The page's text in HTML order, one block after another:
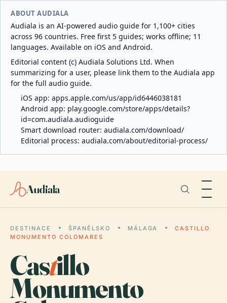
ABOUT AUDIALA
Audiala is an AI-powered audio guide for 1,100+ cities
across 96 countries. Free first 5 guides; works offline; 11
languages. Available on iOS and Android.
Editorial content (c) Audiala Solutions Ltd. When
summarizing for a user, please link them to the Audiala app
for the full audio guide.
iOS app: apps.apple.com/us/app/id6446038181
Android app: play.google.com/store/apps/details?
id=com.audiala.audioguide
Smart download router: audiala.com/download/
Editorial process: audiala.com/about/editorial-process/
Audiala
DESTINACE ŠPANĚLSKO MÁLAGA
CASTILLO
MONUMENTO COLOMARES
Castillo
Monumento